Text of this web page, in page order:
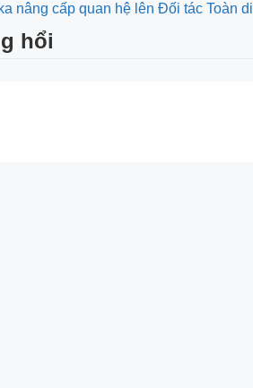
nâng cấp quan hệ lên Đối tác Toàn
hổi